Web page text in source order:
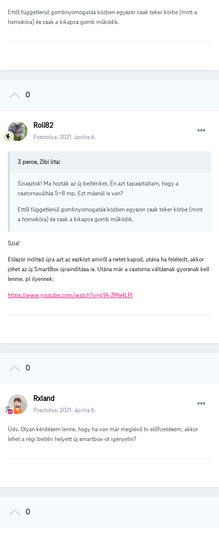
Ettől függetlenül gombnyomogatás közben egyszer csak teker körbe (mint a
homokóra) és csak a kikapcs gomb működik.
0
Roli82
Posztolva: 2021. április 6.
3 perce, Zibi írta:
Sziasztok! Ma hozták az új beltériket. Én azt tapasztaltam, hogy a
csatornaváltás 5-8 mp. Ezt másnál is van?
Ettől függetlenül gombnyomogatás közben egyszer csak teker körbe (mint
a homokóra) és csak a kikapcs gomb működik.
Szia!
Először indítsd újra azt az eszközt amiről a netet kapod, utána ha feléledt, akkor
jöhet az új SmartBox újraindítása is. Utána már a csatorna váltásnak gyorsnak kell
lennie. pl ilyennek:
https://www.youtube.com/watch?v=g1A-3Ms4LPI
0
Rxland
Posztolva: 2021. április 6.
Üdv. Olyan kérdésem lenne, hogy ha van már meglévő tv előfizetésem, akkor
lehet a régi beltéri helyett új smartbox-ot igényelni?
0